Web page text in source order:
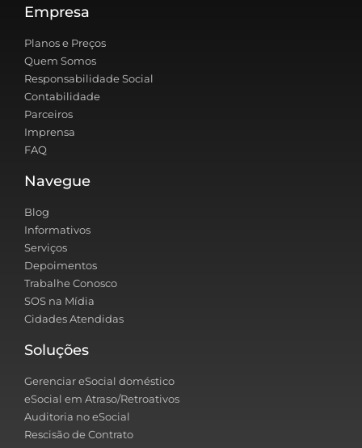
Empresa
Planos e Preços
Quem Somos
Responsabilidade Social
Contabilidade
Parceiros
Imprensa
FAQ
Navegue
Blog
Informativos
Serviços
Depoimentos
Trabalhe Conosco
SOS na Mídia
Cidades Atendidas
Soluções
Gerenciar eSocial doméstico
eSocial em Atraso/Retroativos
Auditoria no eSocial
Rescisão de Contrato